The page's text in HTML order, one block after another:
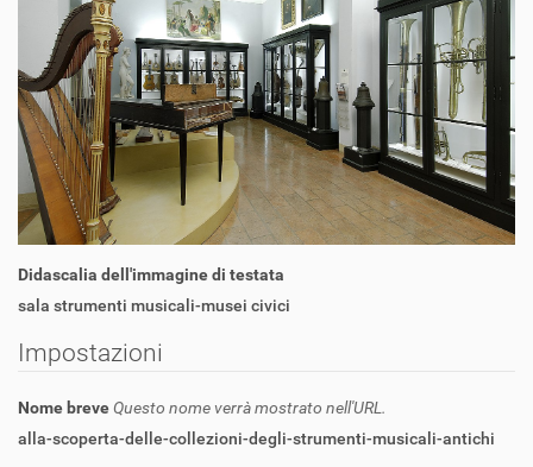
Didascalia dell'immagine di testata
sala strumenti musicali-musei civici
Impostazioni
Nome breveQuesto nome verrà mostrato nell'URL.
alla-scoperta-delle-collezioni-degli-strumenti-musicali-antichi